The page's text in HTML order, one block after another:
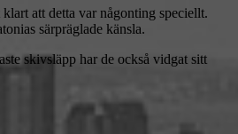
att detta var någonting speciellt.
särpräglade känsla.
skivsläpp har de också vidgat sitt